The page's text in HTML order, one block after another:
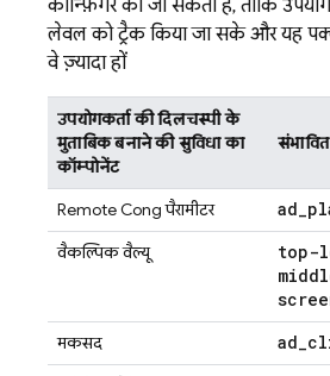
कॉन्फ़िगर की जा सकती है, ताकि
लेवल को ट्रैक किया जा सके और यह
वे ज़्यादा हों.
उपयोगकर्ता की दिलचस्पी के
मुताबिक बनाने की सुविधा का
कॉम्पोनेंट
Remote Configपैरामीटर ad_
वैकल्पिक वैल्यू top-
मकसद ad_